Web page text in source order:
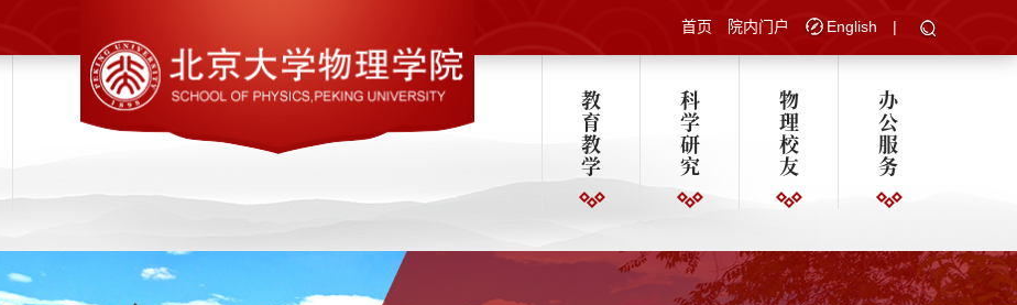
首页 院内门户 English |
教
育
教
学
科
学
研
究
物
理
校
友
办
公
服
务